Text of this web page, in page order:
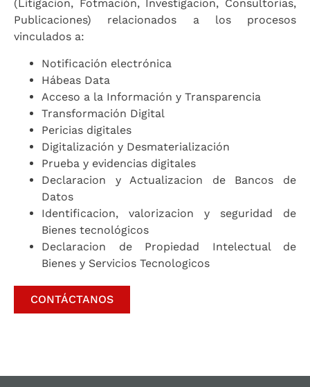
(Litigacion, Fotmación, Investigacion, Consultorias,
Publicaciones) relacionados a los procesos
vinculados a:
Notificación electrónica
Hábeas Data
Acceso a la Información y Transparencia
Transformación Digital
Pericias digitales
Digitalización y Desmaterialización
Prueba y evidencias digitales
Declaracion y Actualizacion de Bancos de
Datos
Identificacion, valorizacion y seguridad de
Bienes tecnológicos
Declaracion de Propiedad Intelectual de
Bienes y Servicios Tecnologicos
CONTÁCTANOS